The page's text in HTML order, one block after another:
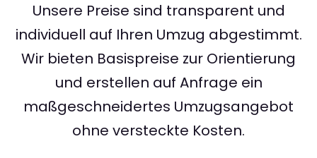
Unsere Preise sind transparent und
individuell auf Ihren Umzug abgestimmt.
Wir bieten Basispreise zur Orientierung
und erstellen auf Anfrage ein
maßgeschneidertes Umzugsangebot
ohne versteckte Kosten.